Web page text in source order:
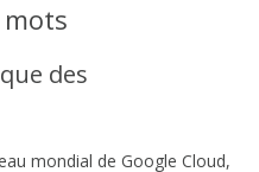
mots
des
mondial de Google Cloud,